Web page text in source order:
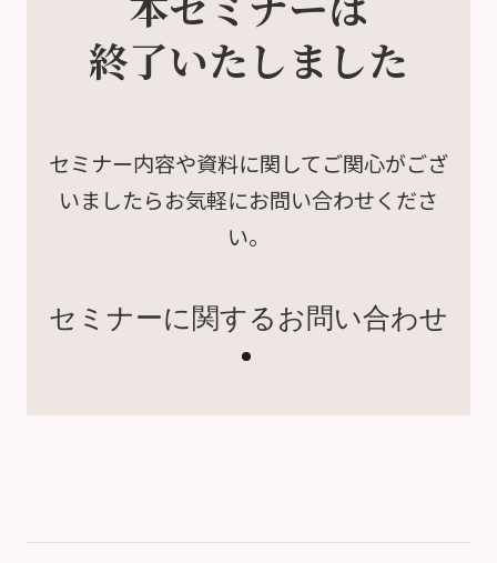
終了いたしました
セミナー内容や資料に関してご関心がござ
いましたらお気軽にお問い合わせくださ
い。
セミナーに関するお問い合わせ